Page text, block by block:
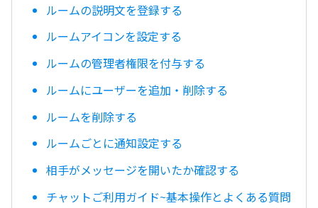
ルームの説明文を登録する
ルームアイコンを設定する
ルームの管理者権限を付与する
ルームにユーザーを追加・削除する
ルームを削除する
ルームごとに通知設定する
相手がメッセージを開いたか確認する
チャットご利用ガイド~基本操作とよくある質問